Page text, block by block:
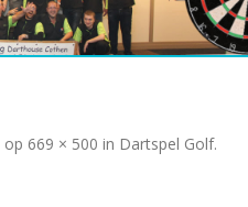
inhoud
op 669 × 500 in Dartspel Golf.